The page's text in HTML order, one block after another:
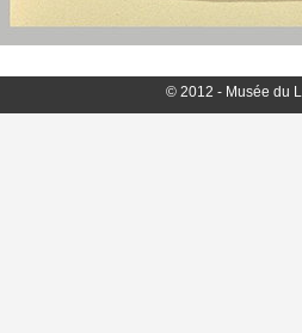
© 2012 - Musée du